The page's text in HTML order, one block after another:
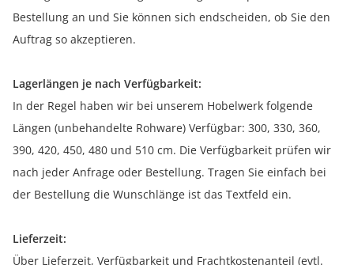
Bestellung an und Sie können sich endscheiden, ob Sie den
Auftrag so akzeptieren.
Lagerlängen je nach Verfügbarkeit:
In der Regel haben wir bei unserem Hobelwerk folgende
Längen (unbehandelte Rohware) Verfügbar: 300, 330, 360,
390, 420, 450, 480 und 510 cm. Die Verfügbarkeit prüfen wir
nach jeder Anfrage oder Bestellung. Tragen Sie einfach bei
der Bestellung die Wunschlänge ist das Textfeld ein.
Lieferzeit:
Über Lieferzeit, Verfügbarkeit und Frachtkostenanteil (evtl.